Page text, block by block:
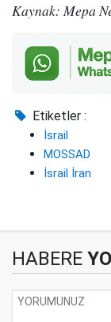
Kaynak: Mepa
Etiketler :
İsrail
MOSSAD
İsrail İran
HABERE